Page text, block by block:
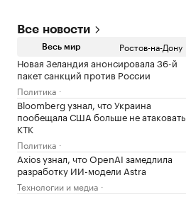
Все новости
Весь мир Ростов-на-Дону
Новая Зеландия анонсировала 36-й
пакет санкций против России
Политика
Bloomberg узнал, что Украина
пообещала США больше не атаковать
КТК
Политика
Axios узнал, что OpenAI замедлила
разработку ИИ-модели Astra
Технологии и медиа